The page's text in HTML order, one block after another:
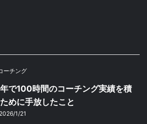
ーチング
で100時間のコーチング実績を積
めに手放したこと
2026/1/21